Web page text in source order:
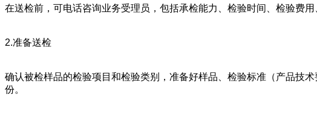
在送检前，可电话咨询业务受理员，包括承检能力、检验时间、检验费用
2.准备送检
确认被检样品的检验项目和检验类别，准备好样品、检验标准（产品技
份。